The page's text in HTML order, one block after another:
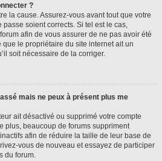
?
la cause. Assurez-vous avant tout que votre
soient corrects. Si tel est le cas,
afin de vous assurer de ne pas avoir été
le propriétaire du site internet ait un
soit nécessaire de la corriger.
mais ne peux à présent plus me
ait désactivé ou supprimé votre compte
plus, beaucoup de forums suppriment
afin de réduire la taille de leur base de
vous de nouveau et essayez de participer
du forum.